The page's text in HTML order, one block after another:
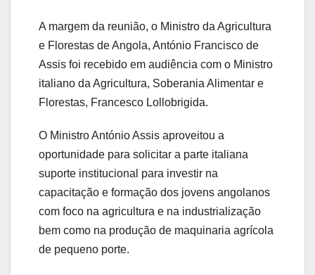
A margem da reunião, o Ministro da Agricultura
e Florestas de Angola, António Francisco de
Assis foi recebido em audiência com o Ministro
italiano da Agricultura, Soberania Alimentar e
Florestas, Francesco Lollobrigida.
O Ministro António Assis aproveitou a
oportunidade para solicitar a parte italiana
suporte institucional para investir na
capacitação e formação dos jovens angolanos
com foco na agricultura e na industrialização
bem como na produção de maquinaria agrícola
de pequeno porte.